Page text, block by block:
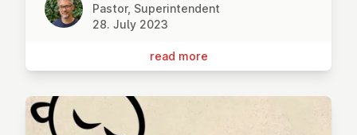
Pastor, Superintendent
28. July 2023
read more